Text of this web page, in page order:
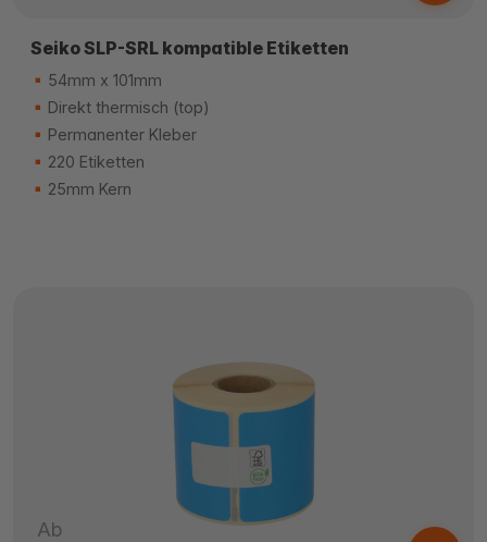
Seiko SLP-SRL kompatible Etiketten
54mm x 101mm
Direkt thermisch (top)
Permanenter Kleber
220 Etiketten
25mm Kern
Ab